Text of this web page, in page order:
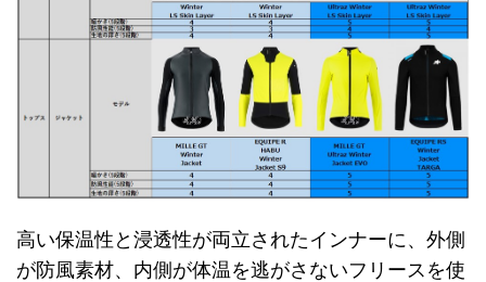
高い保温性と浸透性が両立されたインナーに、外側
が防風素材、内側が体温を逃がさないフリースを使